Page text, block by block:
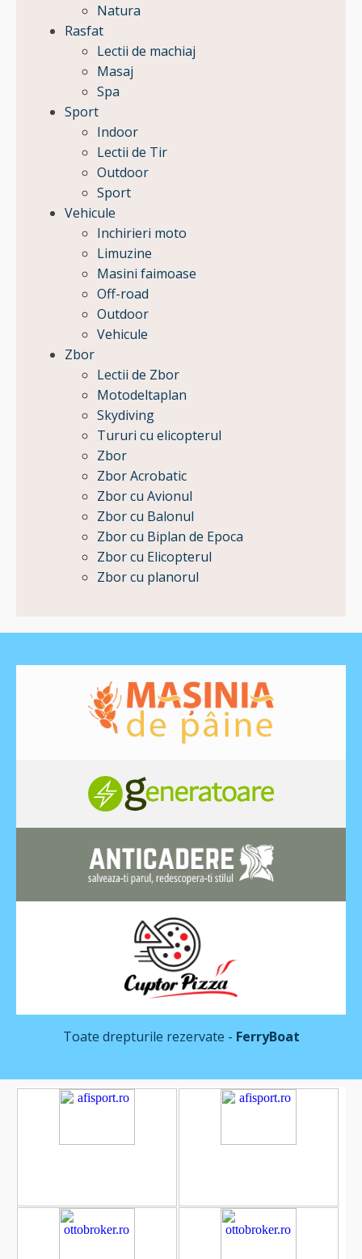
Natura
Rasfat
Lectii de machiaj
Masaj
Spa
Sport
Indoor
Lectii de Tir
Outdoor
Sport
Vehicule
Inchirieri moto
Limuzine
Masini faimoase
Off-road
Outdoor
Vehicule
Zbor
Lectii de Zbor
Motodeltaplan
Skydiving
Tururi cu elicopterul
Zbor
Zbor Acrobatic
Zbor cu Avionul
Zbor cu Balonul
Zbor cu Biplan de Epoca
Zbor cu Elicopterul
Zbor cu planorul
Toate drepturile rezervate - FerryBoat